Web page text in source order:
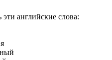
английские слова: